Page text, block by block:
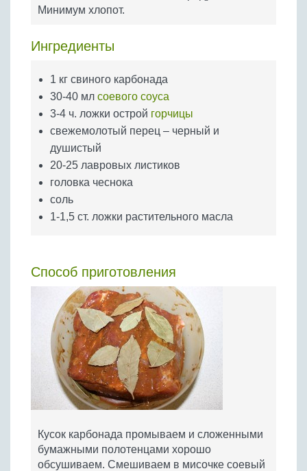
Бобовые
Крупы
Минимум хлопот.
Ингредиенты
1 кг свиного карбонада
30-40 мл соевого соуса
3-4 ч. ложки острой горчицы
свежемолотый перец – черный и
душистый
20-25 лавровых листиков
головка чеснока
соль
1-1,5 ст. ложки растительного масла
Способ приготовления
Кусок карбонада промываем и сложенными
бумажными полотенцами хорошо
обсушиваем. Смешиваем в мисочке соевый